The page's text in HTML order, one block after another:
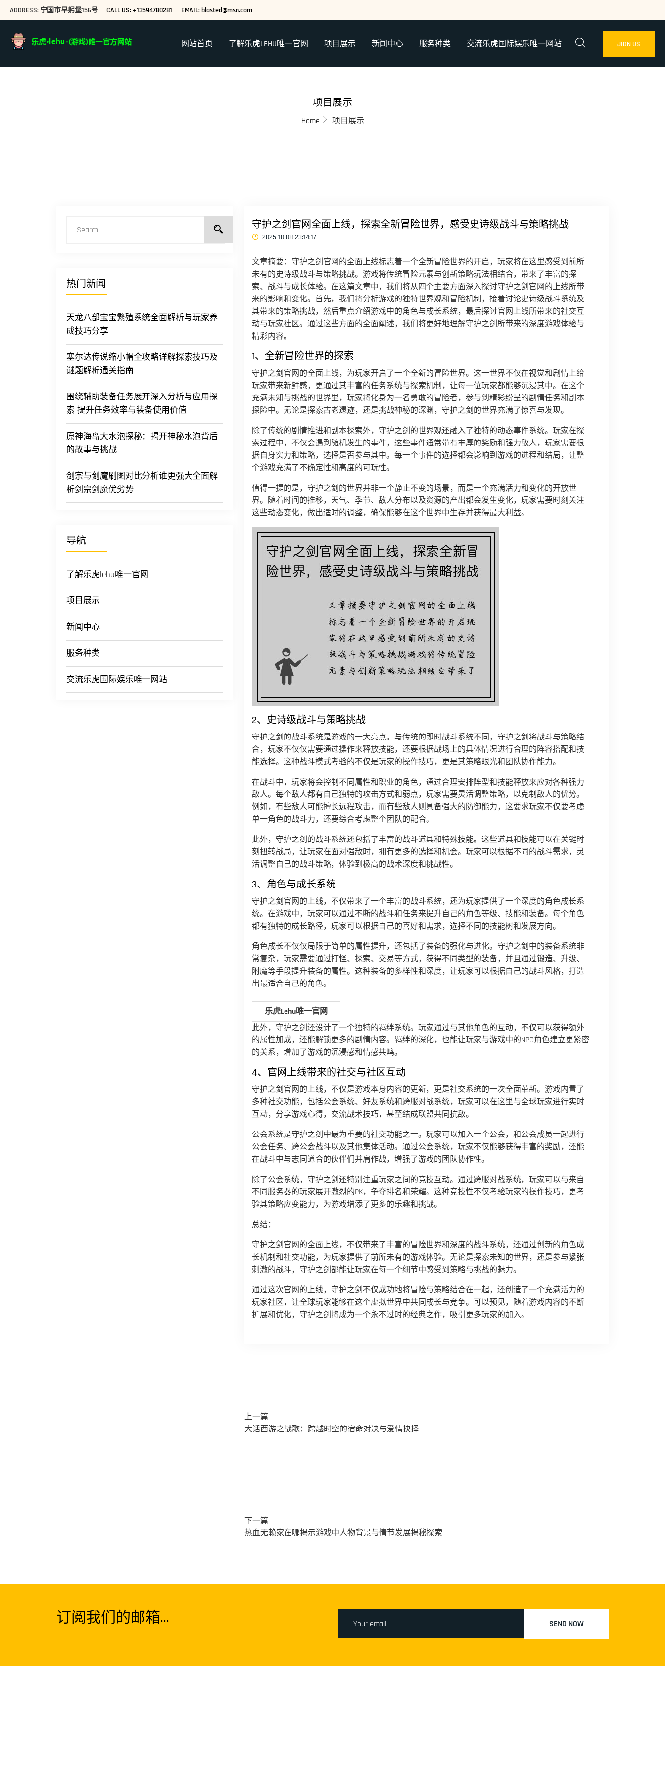
ADDRESS: 宁国市早躬堡156号 CALL US: +13594780281 EMAIL: blasted@msn.com
网站首页 了解乐虎LEHU唯一官网 项目展示 新闻中心 服务种类 交流乐虎国际娱乐唯一网站 JION US
项目展示
Home 项目展示
热门新闻
天龙八部宝宝繁殖系统全面解析与玩家养
成技巧分享
塞尔达传说缩小帽全攻略详解探索技巧及
谜题解析通关指南
围绕辅助装备任务展开深入分析与应用探
索 提升任务效率与装备使用价值
原神海岛大水泡探秘：揭开神秘水泡背后
的故事与挑战
剑宗与剑魔刷图对比分析谁更强大全面解
析剑宗剑魔优劣势
导航
了解乐虎lehu唯一官网
项目展示
新闻中心
服务种类
交流乐虎国际娱乐唯一网站
守护之剑官网全面上线，探索全新冒险世界，感受史诗级战斗与策略挑战
2025-10-08 23:14:17
文章摘要：守护之剑官网的全面上线标志着一个全新冒险世界的开启，玩家将在这里感受到前所
未有的史诗级战斗与策略挑战。游戏将传统冒险元素与创新策略玩法相结合，带来了丰富的探
索、战斗与成长体验。在这篇文章中，我们将从四个主要方面深入探讨守护之剑官网的上线所带
来的影响和变化。首先，我们将分析游戏的独特世界观和冒险机制，接着讨论史诗级战斗系统及
其带来的策略挑战，然后重点介绍游戏中的角色与成长系统，最后探讨官网上线所带来的社交互
动与玩家社区。通过这些方面的全面阐述，我们将更好地理解守护之剑所带来的深度游戏体验与
精彩内容。
1、全新冒险世界的探索
守护之剑官网的全面上线，为玩家开启了一个全新的冒险世界。这一世界不仅在视觉和剧情上给
玩家带来新鲜感，更通过其丰富的任务系统与探索机制，让每一位玩家都能够沉浸其中。在这个
充满未知与挑战的世界里，玩家将化身为一名勇敢的冒险者，参与到精彩纷呈的剧情任务和副本
探险中。无论是探索古老遗迹，还是挑战神秘的深渊，守护之剑的世界充满了惊喜与发现。
除了传统的剧情推进和副本探索外，守护之剑的世界观还融入了独特的动态事件系统。玩家在探
索过程中，不仅会遇到随机发生的事件，这些事件通常带有丰厚的奖励和强力敌人，玩家需要根
据自身实力和策略，选择是否参与其中。每一个事件的选择都会影响到游戏的进程和结局，让整
个游戏充满了不确定性和高度的可玩性。
值得一提的是，守护之剑的世界并非一个静止不变的场景，而是一个充满活力和变化的开放世
界。随着时间的推移，天气、季节、敌人分布以及资源的产出都会发生变化，玩家需要时刻关注
这些动态变化，做出适时的调整，确保能够在这个世界中生存并获得最大利益。
2、史诗级战斗与策略挑战
守护之剑的战斗系统是游戏的一大亮点。与传统的即时战斗系统不同，守护之剑将战斗与策略结
合，玩家不仅仅需要通过操作来释放技能，还要根据战场上的具体情况进行合理的阵容搭配和技
能选择。这种战斗模式考验的不仅是玩家的操作技巧，更是其策略眼光和团队协作能力。
在战斗中，玩家将会控制不同属性和职业的角色，通过合理安排阵型和技能释放来应对各种强力
敌人。每个敌人都有自己独特的攻击方式和弱点，玩家需要灵活调整策略，以克制敌人的优势。
例如，有些敌人可能擅长远程攻击，而有些敌人则具备强大的防御能力，这要求玩家不仅要考虑
单一角色的战斗力，还要综合考虑整个团队的配合。
此外，守护之剑的战斗系统还包括了丰富的战斗道具和特殊技能。这些道具和技能可以在关键时
刻扭转战局，让玩家在面对强敌时，拥有更多的选择和机会。玩家可以根据不同的战斗需求，灵
活调整自己的战斗策略，体验到极高的战术深度和挑战性。
3、角色与成长系统
守护之剑官网的上线，不仅带来了一个丰富的战斗系统，还为玩家提供了一个深度的角色成长系
统。在游戏中，玩家可以通过不断的战斗和任务来提升自己的角色等级、技能和装备。每个角色
都有独特的成长路径，玩家可以根据自己的喜好和需求，选择不同的技能树和发展方向。
角色成长不仅仅局限于简单的属性提升，还包括了装备的强化与进化。守护之剑中的装备系统非
常复杂，玩家需要通过打怪、探索、交易等方式，获得不同类型的装备，并且通过锻造、升级、
附魔等手段提升装备的属性。这种装备的多样性和深度，让玩家可以根据自己的战斗风格，打造
出最适合自己的角色。
乐虎lehu唯一官网
此外，守护之剑还设计了一个独特的羁绊系统。玩家通过与其他角色的互动，不仅可以获得额外
的属性加成，还能解锁更多的剧情内容。羁绊的深化，也能让玩家与游戏中的NPC角色建立更紧密
的关系，增加了游戏的沉浸感和情感共鸣。
4、官网上线带来的社交与社区互动
守护之剑官网的上线，不仅是游戏本身内容的更新，更是社交系统的一次全面革新。游戏内置了
多种社交功能，包括公会系统、好友系统和跨服对战系统，玩家可以在这里与全球玩家进行实时
互动，分享游戏心得，交流战术技巧，甚至结成联盟共同抗敌。
公会系统是守护之剑中最为重要的社交功能之一。玩家可以加入一个公会，和公会成员一起进行
公会任务、跨公会战斗以及其他集体活动。通过公会系统，玩家不仅能够获得丰富的奖励，还能
在战斗中与志同道合的伙伴们并肩作战，增强了游戏的团队协作性。
除了公会系统，守护之剑还特别注重玩家之间的竞技互动。通过跨服对战系统，玩家可以与来自
不同服务器的玩家展开激烈的PK，争夺排名和荣耀。这种竞技性不仅考验玩家的操作技巧，更考
验其策略应变能力，为游戏增添了更多的乐趣和挑战。
总结：
守护之剑官网的全面上线，不仅带来了丰富的冒险世界和深度的战斗系统，还通过创新的角色成
长机制和社交功能，为玩家提供了前所未有的游戏体验。无论是探索未知的世界，还是参与紧张
刺激的战斗，守护之剑都能让玩家在每一个细节中感受到策略与挑战的魅力。
通过这次官网的上线，守护之剑不仅成功地将冒险与策略结合在一起，还创造了一个充满活力的
玩家社区，让全球玩家能够在这个虚拟世界中共同成长与竞争。可以预见，随着游戏内容的不断
扩展和优化，守护之剑将成为一个永不过时的经典之作，吸引更多玩家的加入。
上一篇
大话西游之战歌：跨越时空的宿命对决与爱情抉择
下一篇
热血无赖家在哪揭示游戏中人物背景与情节发展揭秘探索
订阅我们的邮箱... SEND NOW